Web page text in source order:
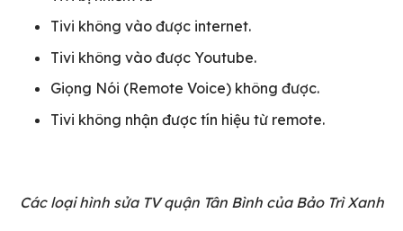
Tivi không vào được internet.
Tivi không vào được Youtube.
Giọng Nói (Remote Voice) không được.
Tivi không nhận được tín hiệu từ remote.
Các loại hình sửa TV quận Tân Bình của Bảo Trì Xanh